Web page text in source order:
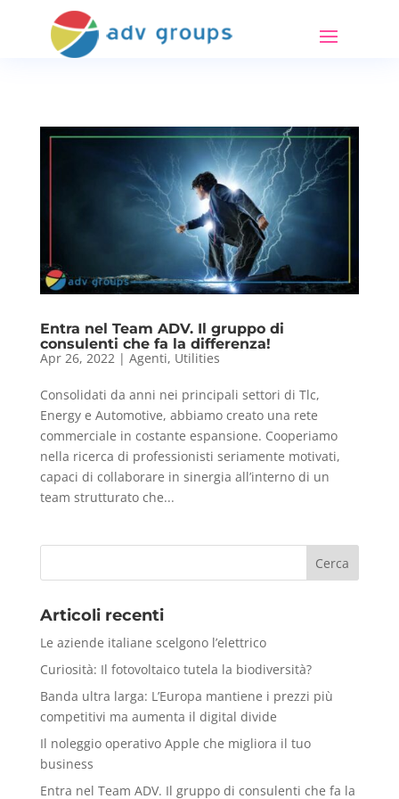
Entra nel Team ADV. Il gruppo di
consulenti che fa la differenza!
Apr 26, 2022| Agenti, Utilities
Consolidati da anni nei principali settori di Tlc,
Energy e Automotive, abbiamo creato una rete
commerciale in costante espansione. Cooperiamo
nella ricerca di professionisti seriamente motivati,
capaci di collaborare in sinergia all’interno di un
team strutturato che...
Articoli recenti
Le aziende italiane scelgono l’elettrico
Curiosità: Il fotovoltaico tutela la biodiversità?
Banda ultra larga: L’Europa mantiene i prezzi più
competitivi ma aumenta il digital divide
Il noleggio operativo Apple che migliora il tuo
business
Entra nel Team ADV. Il gruppo di consulenti che fa la